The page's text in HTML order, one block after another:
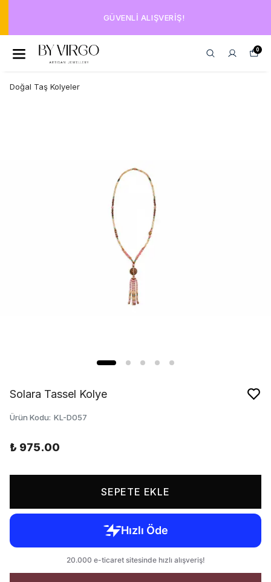
GÜVENLI ALIŞVERIŞ!
0
Doğal Taş Kolyeler
Solara Tassel Kolye
Ürün Kodu: KL-D057
₺ 975.00
SEPETE EKLE